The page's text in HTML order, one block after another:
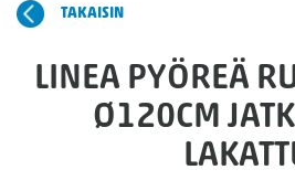
TAKAISIN
LINEA PYÖREÄ
Ø120CM